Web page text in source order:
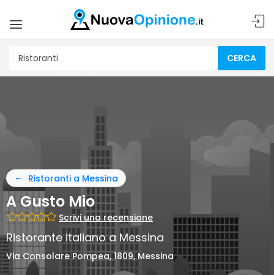
CERCA
Ristoranti a Messina
A Gusto Mio
Scrivi una recensione
Ristorante italiano a Messina
Via Consolare Pompea, 1809, Messina